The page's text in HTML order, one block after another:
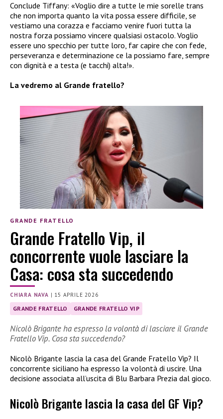
Conclude Tiffany: «Voglio dire a tutte le mie sorelle trans
che non importa quanto la vita possa essere difficile, se
vestiamo una corazza e facciamo venire fuori tutta la
nostra forza possiamo vincere qualsiasi ostacolo. Voglio
essere uno specchio per tutte loro, far capire che con fede,
perseveranza e determinazione ce la possiamo fare, sempre
con dignità e a testa (e tacchi) alta!».
La vedremo al Grande fratello?
GRANDE FRATELLO
Grande Fratello Vip, il
concorrente vuole lasciare la
Casa: cosa sta succedendo
CHIARA NAVA | 15 APRILE 2026
GRANDE FRATELLO GRANDE FRATELLO VIP
Nicolò Brigante ha espresso la volontà di lasciare il Grande
Fratello Vip. Cosa sta succedendo?
Nicolò Brigante lascia la casa del Grande Fratello Vip? Il
concorrente siciliano ha espresso la volontà di uscire. Una
decisione associata all’uscita di Blu Barbara Prezia dal gioco.
Nicolò Brigante lascia la casa del GF Vip?